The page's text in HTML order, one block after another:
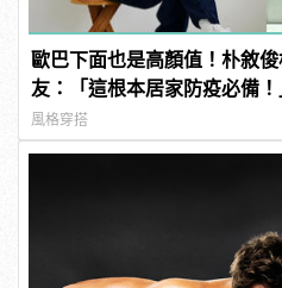
歐巴下面也是高顏值！朴敘
友：「這根本居家防疫必備！
風格穿搭